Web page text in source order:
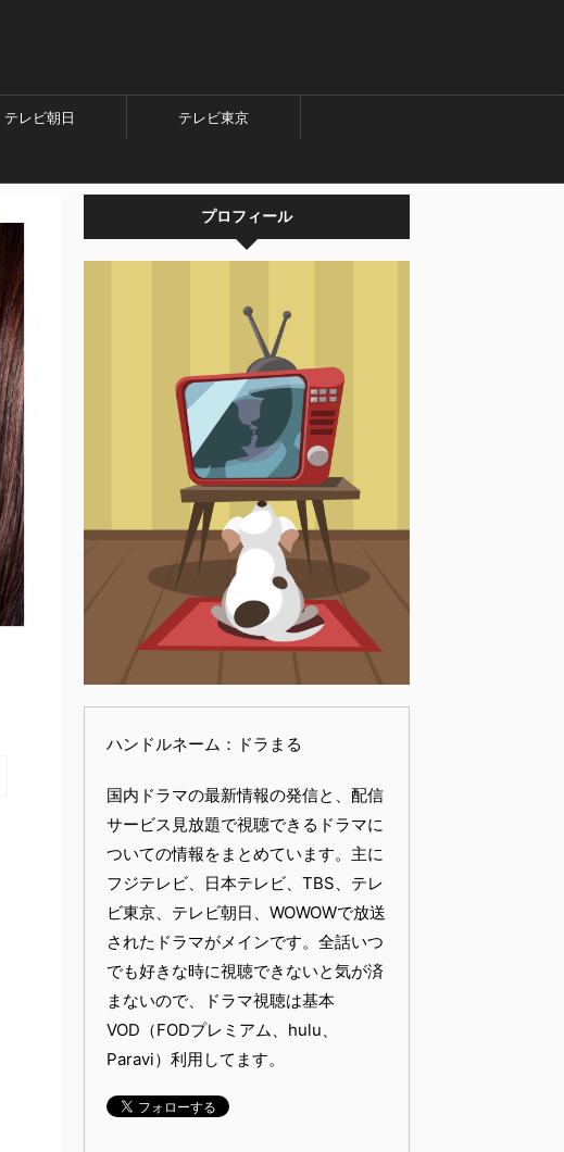
テレビ朝日 テレビ東京
プロフィール
ハンドルネーム：ドラまる
国内ドラマの最新情報の発信と、配信
サービス見放題で視聴できるドラマに
ついての情報をまとめています。主に
フジテレビ、日本テレビ、TBS、テレ
ビ東京、テレビ朝日、WOWOWで放送
されたドラマがメインです。全話いつ
でも好きな時に視聴できないと気が済
まないので、ドラマ視聴は基本
VOD（FODプレミアム、hulu、
Paravi）利用してます。